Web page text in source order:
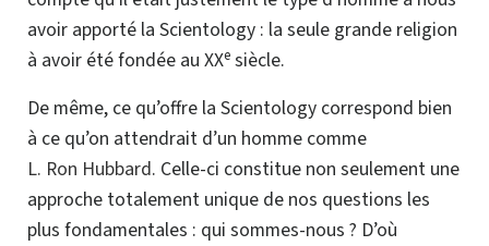
avoir apporté la Scientology : la seule grande religion
à avoir été fondée au XXe siècle.
De même, ce qu’offre la Scientology correspond bien
à ce qu’on attendrait d’un homme comme
L. Ron Hubbard. Celle-ci constitue non seulement une
approche totalement unique de nos questions les
plus fondamentales : qui sommes-nous ? D’où